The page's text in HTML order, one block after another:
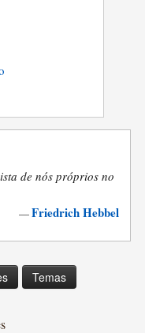
de nós próprios no
—Friedrich Hebbel
Temas